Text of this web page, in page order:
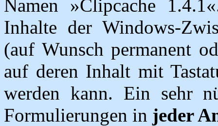
Namen »Clipcache
Inhalte der Windows-
(auf Wunsch permanent
auf deren Inhalt mit
werden kann. Ein sehr
Formulierungen in jeder